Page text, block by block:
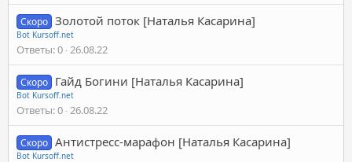
Скоро Золотой поток [Наталья Касарина]
Bot Kursoff.net
Ответы 0 26.08.22
Скоро Гайд Богини [Наталья Касарина]
Bot Kursoff.net
Ответы 0 26.08.22
Скоро Антистресс-марафон [Наталья Касарина]
Bot Kursoff.net